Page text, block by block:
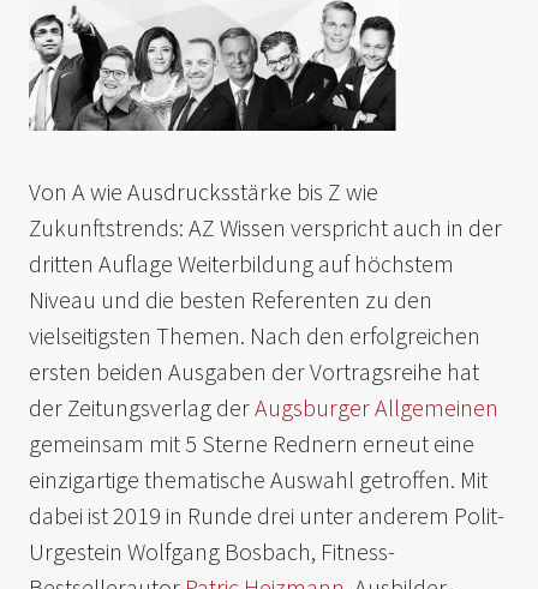
Von A wie Ausdrucksstärke bis Z wie
Zukunftstrends: AZ Wissen verspricht auch in der
dritten Auflage Weiterbildung auf höchstem
Niveau und die besten Referenten zu den
vielseitigsten Themen. Nach den erfolgreichen
ersten beiden Ausgaben der Vortragsreihe hat
der Zeitungsverlag derAugsburger Allgemeinen
gemeinsam mit 5 Sterne Rednern erneut eine
einzigartige thematische Auswahl getroffen. Mit
dabei ist 2019 in Runde drei unter anderem Polit-
Urgestein Wolfgang Bosbach, Fitness-